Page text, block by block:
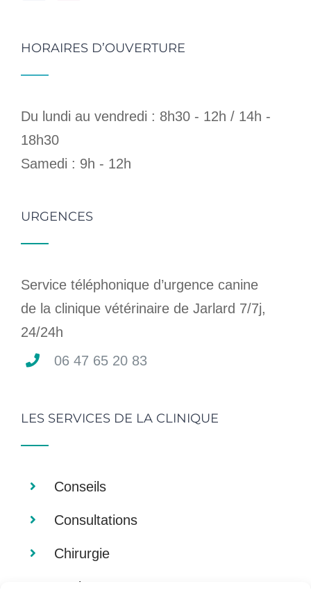
HORAIRES D’OUVERTURE
Du lundi au vendredi : 8h30 - 12h / 14h -
18h30
Samedi : 9h - 12h
URGENCES
Service téléphonique d’urgence canine
de la clinique vétérinaire de Jarlard 7/7j,
24/24h
06 47 65 20 83
LES SERVICES DE LA CLINIQUE
Conseils
Consultations
Chirurgie
Analyses